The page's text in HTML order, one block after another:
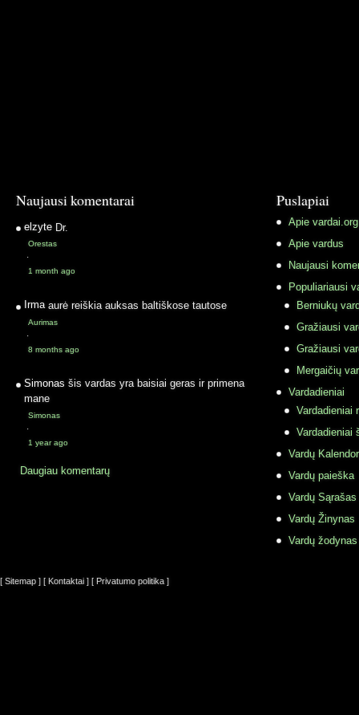
Naujausi komentarai
elzyte Dr.
Orestas
·
1 month ago
Irma aurė reiškia auksas baltiškose tautose
Aurimas
·
8 months ago
Simonas šis vardas yra baisiai geras ir primena
mane
Simonas
·
1 year ago
Daugiau komentarų
Puslapiai
Apie vardai.org
Apie vardus
Naujausi
Populiariausi
Berniukų
Gražiausi
Gražiausi
Mergaičių
Vardadieniai
Vardadieniai
Vardadieniai
Vardų
Vardų paieška
Vardų Sąrašas
Vardų Žinynas
Vardų
[ Sitemap ] [ Kontaktai ] [ Privatumo politika ]